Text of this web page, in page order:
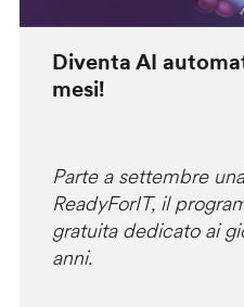
Diventa AI
mesi!
Parte a settembre
ReadyForIT, il
gratuita dedicato ai
anni.